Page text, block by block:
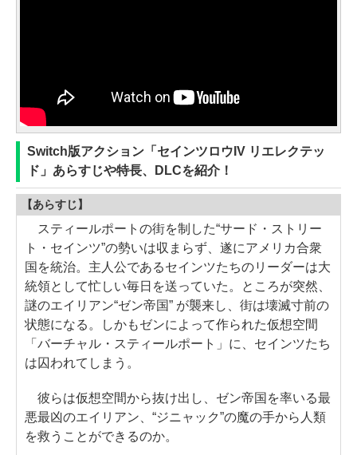
Switch版アクション「セインツロウIV リエレクテッ
ド」あらすじや特長、DLCを紹介！
【あらすじ】
スティールポートの街を制した“サード・ストリー
ト・セインツ”の勢いは収まらず、遂にアメリカ合衆
国を統治。主人公であるセインツたちのリーダーは大
統領として忙しい毎日を送っていた。ところが突然、
謎のエイリアン“ゼン帝国” が襲来し、街は壊滅寸前の
状態になる。しかもゼンによって作られた仮想空間
「バーチャル・スティールポート」に、セインツたち
は囚われてしまう。
彼らは仮想空間から抜け出し、ゼン帝国を率いる最
悪最凶のエイリアン、“ジニャック”の魔の手から人類
を救うことができるのか。